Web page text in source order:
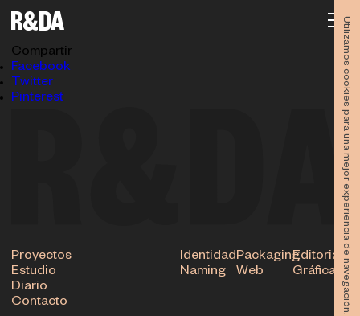
Utilizamos cookies para una mejor experiencia de navegación.
21.03.2022
Compartir
Facebook
Twitter
Pinterest
Proyectos
Estudio
Diario
Contacto
IdentidadPackagingEditorial
Naming
Web Gráfica